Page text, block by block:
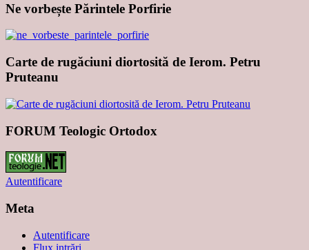
Ne vorbește Părintele Porfirie
Carte de rugăciuni diortosită de Ierom. Petru
Pruteanu
FORUM Teologic Ortodox
Autentificare
Meta
Autentificare
Flux intrări